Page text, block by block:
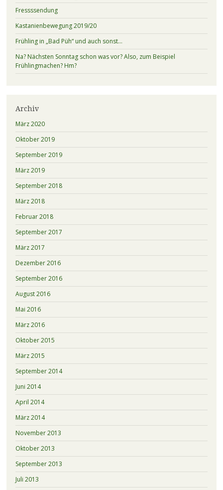
Fressssendung
Kastanienbewegung 2019/20
Frühling in „Bad Püh“ und auch sonst…
Na? Nächsten Sonntag schon was vor? Also, zum Beispiel
Frühlingmachen? Hm?
Archiv
März 2020
Oktober 2019
September 2019
März 2019
September 2018
März 2018
Februar 2018
September 2017
März 2017
Dezember 2016
September 2016
August 2016
Mai 2016
März 2016
Oktober 2015
März 2015
September 2014
Juni 2014
April 2014
März 2014
November 2013
Oktober 2013
September 2013
Juli 2013